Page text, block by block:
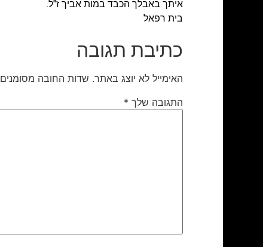
איתך באבלך הכבד במות אביך ז"ל.
בית רפאל
כתיבת תגובה
האימייל לא יוצג באתר. שדות החובה מסומנים
התגובה שלך *